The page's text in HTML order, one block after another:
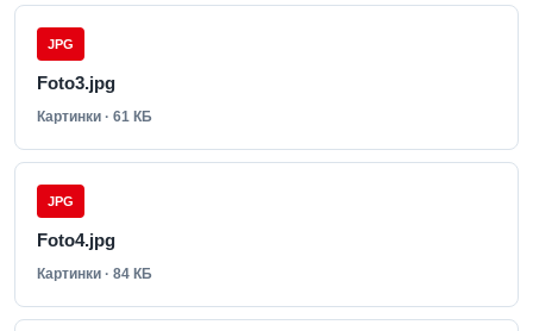
JPG
Foto3.jpg
Картинки · 61 КБ
JPG
Foto4.jpg
Картинки · 84 КБ